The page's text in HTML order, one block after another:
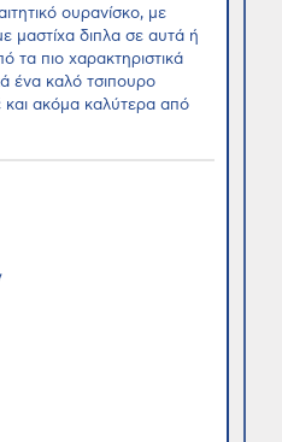
ουρανίσκο, με
μαστίχα διπλα σε αυτά ή
τα πιο χαρακτηριστικά
ένα καλό τσιπουρο
και ακόμα καλύτερα από